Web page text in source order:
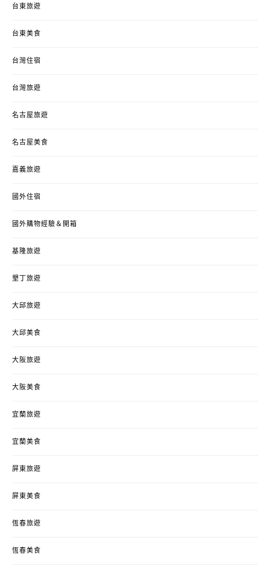
台東旅遊
台東美食
台灣住宿
台灣旅遊
名古屋旅遊
名古屋美食
嘉義旅遊
國外住宿
國外購物經驗＆開箱
基隆旅遊
墾丁旅遊
大邱旅遊
大邱美食
大阪旅遊
大阪美食
宜蘭旅遊
宜蘭美食
屏東旅遊
屏東美食
恆春旅遊
恆春美食